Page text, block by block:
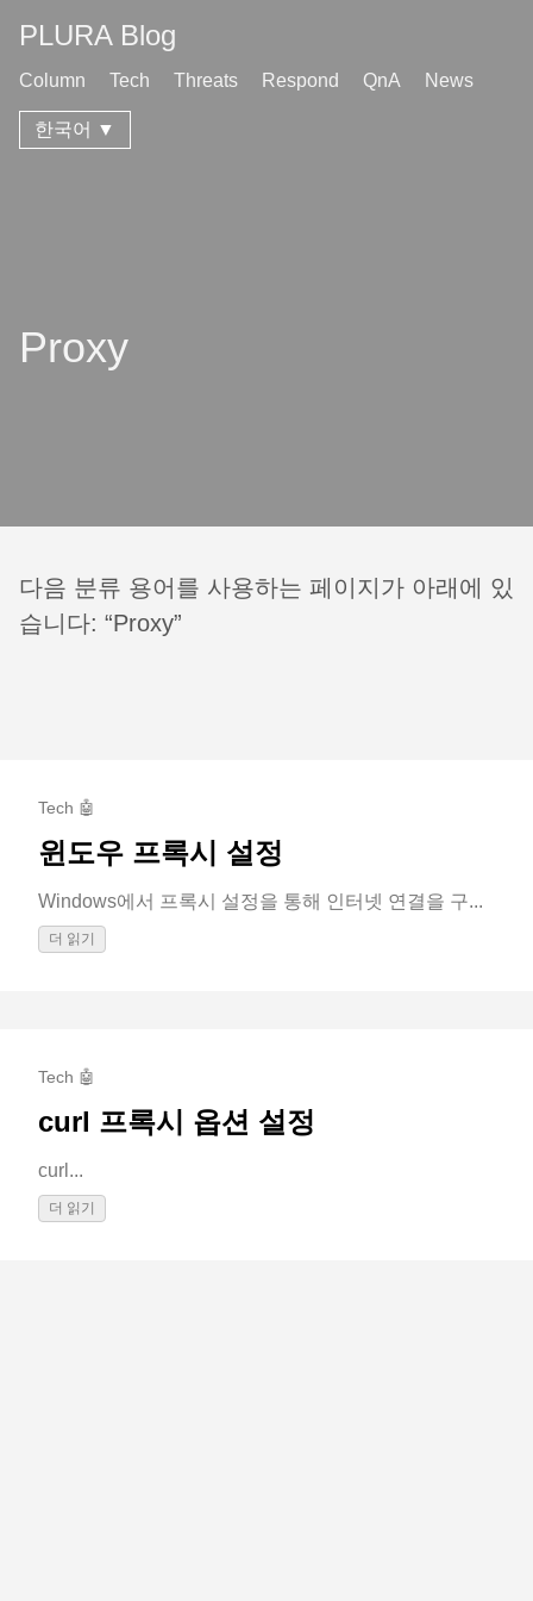
PLURA Blog
Column Tech Threats Respond QnA News
한국어 ▼
Proxy
다음 분류 용어를 사용하는 페이지가 아래에 있
습니다: “Proxy”
Tech 🤖
윈도우 프록시 설정
Windows에서 프록시 설정을 통해 인터넷 연결을 구...
더 읽기
Tech 🤖
curl 프록시 옵션 설정
curl...
더 읽기